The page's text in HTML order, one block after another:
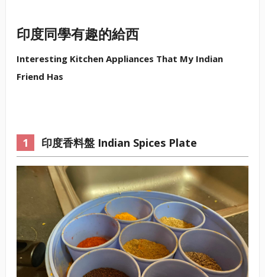
印度同學有趣的給西
Interesting Kitchen Appliances That My Indian
Friend Has
印度香料盤 Indian Spices Plate